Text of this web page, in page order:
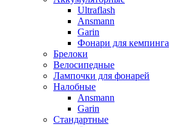
Ultraflash
Ansmann
Garin
Фонари для кемпинга
Брелоки
Велосипедные
Лампочки для фонарей
Налобные
Ansmann
Garin
Стандартные